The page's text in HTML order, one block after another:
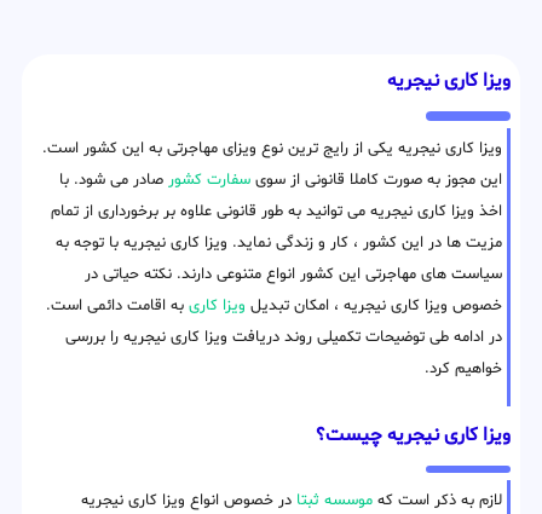
ویزا کاری نیجریه
ویزا کاری نیجریه یکی از رایج ترین نوع ویزای مهاجرتی به این کشور است.
این مجوز به صورت کاملا قانونی از سوی سفارت کشور صادر می شود. با
اخذ ویزا کاری نیجریه می توانید به طور قانونی علاوه بر برخورداری از تمام
مزیت ها در این کشور ، کار و زندگی نماید. ویزا کاری نیجریه با توجه به
سیاست های مهاجرتی این کشور انواع متنوعی دارند. نکته حیاتی در
خصوص ویزا کاری نیجریه ، امکان تبدیل ویزا کاری به اقامت دائمی است.
در ادامه طی توضیحات تکمیلی روند دریافت ویزا کاری نیجریه را بررسی
خواهیم کرد.
ویزا کاری نیجریه چیست؟
لازم به ذکر است که موسسه ثبتا در خصوص انواع ویزا کاری نیجریه